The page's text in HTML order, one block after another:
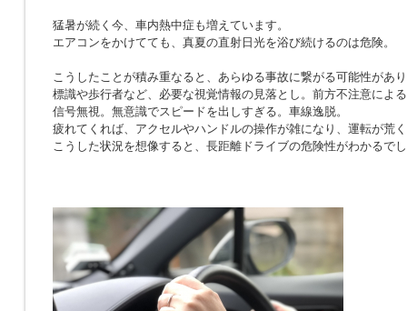
猛暑が続く今、車内熱中症も増えています。
エアコンをかけてても、真夏の直射日光を浴び続けるのは危険。
こうしたことが積み重なると、あらゆる事故に繋がる可能性があ
標識や歩行者など、必要な視覚情報の見落とし。前方不注意によ
信号無視。無意識でスピードを出しすぎる。車線逸脱。
疲れてくれば、アクセルやハンドルの操作が雑になり、運転が荒
こうした状況を想像すると、長距離ドライブの危険性がわかるで